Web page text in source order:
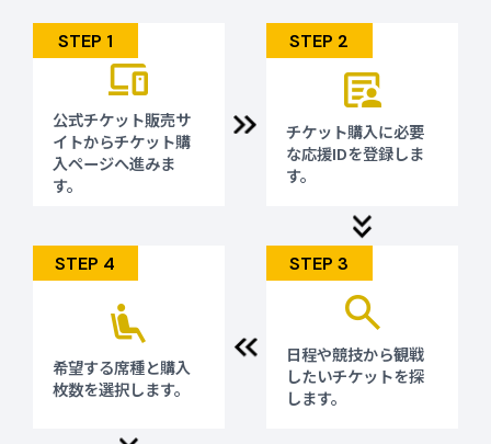
〒461-0005 名古屋市東区東桜2-13-32ぴあ名古屋ビ
ル1階
TEL：052-937-9600(平日10：00～17：00)
aichinagoya2026-groupsales@pia.co.jp
■ 株式会社JTB
●法人・団体のお客様
下記メールアドレスへお問い合わせください。
改めて営業担当者よりご連絡させていただきます。
E-mail：jtb_event1_sec6@jtb.com
●個人のお客様
観戦チケット付き宿泊プラン「JTB My STYLE」（募
集型企画旅行商品）を販売中です。
https://www.jtb.co.jp/sports/asiangames_aichi-
nagoya2026/
（メルマガ会員登録）
https://reg31.smp.ne.jp/regist/is?
SMPFORM=meoi-lbsgti-
1b16a5456992f2ea026a1ccfb07f535b
STEP 1
公式チケット販売サ
イトからチケット購
入ページへ進みま
す。
STEP 2
チケット購入に必要
な応援IDを登録しま
す。
STEP 3
日程や競技から観戦
したいチケットを探
します。
STEP 4
希望する席種と購入
枚数を選択します。